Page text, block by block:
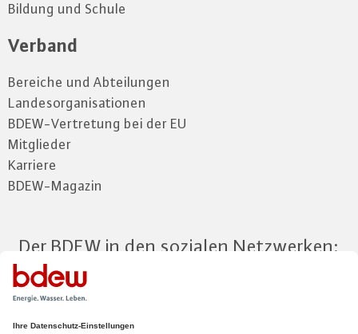
Bildung und Schule
Verband
Bereiche und Abteilungen
Landesorganisationen
BDEW-Vertretung bei der EU
Mitglieder
Karriere
BDEW-Magazin
Der BDEW in den sozialen Netzwerken:
Zum Mitgliederbereich